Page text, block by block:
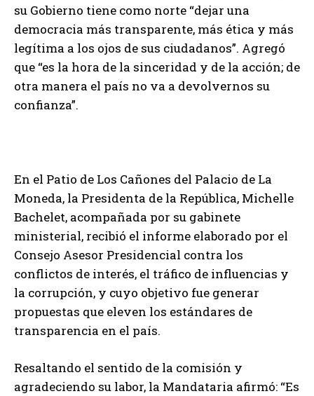
su Gobierno tiene como norte “dejar una
democracia más transparente, más ética y más
legítima a los ojos de sus ciudadanos”. Agregó
que “es la hora de la sinceridad y de la acción; de
otra manera el país no va a devolvernos su
confianza”.
En el Patio de Los Cañones del Palacio de La
Moneda, la Presidenta de la República, Michelle
Bachelet, acompañada por su gabinete
ministerial, recibió el informe elaborado por el
Consejo Asesor Presidencial contra los
conflictos de interés, el tráfico de influencias y
la corrupción, y cuyo objetivo fue generar
propuestas que eleven los estándares de
transparencia en el país.
Resaltando el sentido de la comisión y
agradeciendo su labor, la Mandataria afirmó: “Es